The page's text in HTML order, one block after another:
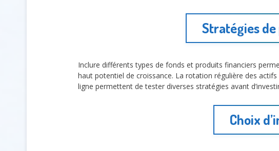
Stratégies
Inclure différents types de fonds et produits financiers
haut potentiel de croissance. La rotation régulière des
ligne permettent de tester diverses stratégies avant
Choix